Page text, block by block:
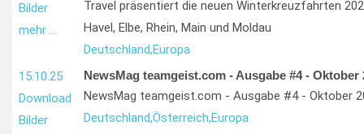
Bilder
mehr …
Travel präsentiert die neuen Winterkreuzfahrten
Havel, Elbe, Rhein, Main und Moldau
Deutschland,Europa
15.10.25
Download
Bilder
NewsMag teamgeist.com - Ausgabe #4 - Oktober
NewsMag teamgeist.com - Ausgabe #4 - Oktober
Deutschland,Österreich,Europa